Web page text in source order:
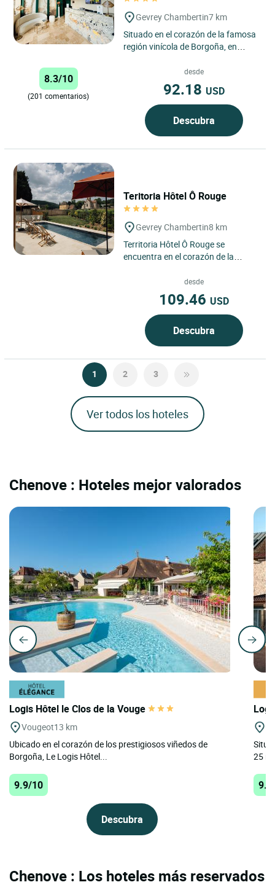
Gevrey Chambertin7 km
Situado en el corazón de la famosa
región vinícola de Borgoña, en
Arts et Terroirs...
8.3/10
(201 comentarios)
desde
92.18 USD
Descubra
Teritoria Hôtel Ô Rouge
Gevrey Chambertin8 km
Territoria Hôtel Ô Rouge se
encuentra en el corazón de la
Gevrey-Chambertin, Borgoña,...
desde
109.46 USD
Descubra
1 2 3
Ver todos los hoteles
Chenove : Hoteles mejor valorados
Logis Hôtel le Clos de la Vouge
Vougeot13 km
Ubicado en el corazón de los prestigiosos viñedos de
Borgoña, Le Logis Hôtel...
9.9/10
Descubra
25
Chenove : Los hoteles más reservados